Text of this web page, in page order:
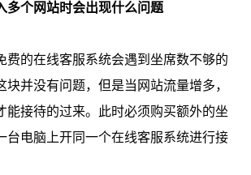
多个网站时会出现什么问题
费的在线客服系统会遇到坐席数不够的
块并没有问题，但是当网站流量增多，
能接待的过来。此时必须购买额外的坐
台电脑上开同一个在线客服系统进行接